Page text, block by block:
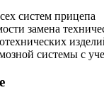
систем прицепа
замена
системы с